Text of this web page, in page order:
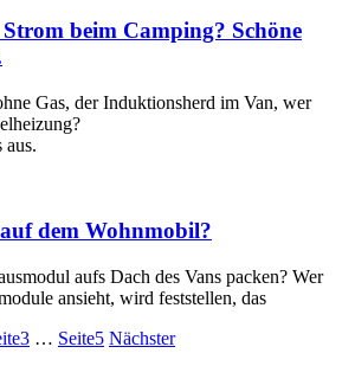
beim Camping? Schöne
Gas, der Induktionsherd im Van, wer
aus.
dem Wohnmobil?
aufs Dach des Vans packen? Wer
ansieht, wird feststellen, das
3 … Seite5 Nächster